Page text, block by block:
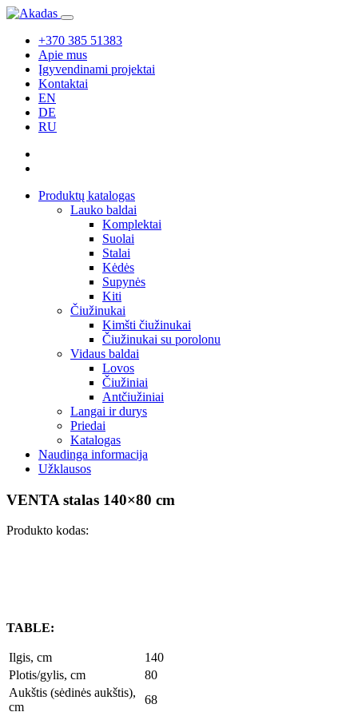
+370 385 51383
Apie mus
Įgyvendinami projektai
Kontaktai
EN
DE
RU
Produktų katalogas
Lauko baldai
Komplektai
Suolai
Stalai
Kėdės
Supynės
Kiti
Čiužinukai
Kimšti čiužinukai
Čiužinukai su porolonu
Vidaus baldai
Lovos
Čiužiniai
Antčiužiniai
Langai ir durys
Priedai
Katalogas
Naudinga informacija
Užklausos
VENTA stalas 140×80 cm
Produkto kodas:
TABLE:
Ilgis, cm
140
Plotis/gylis, cm
80
Aukštis (sėdinės aukštis),
cm
68